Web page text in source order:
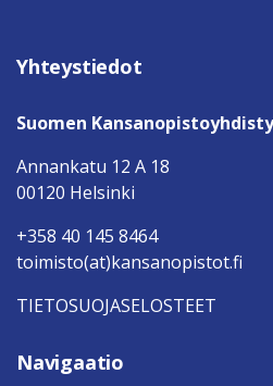
Yhteystiedot
Suomen
Annankatu 12 A 18
00120 Helsinki
+358 40 145 8464
toimisto(at)kansanopistot.fi
TIETOSUOJASELOSTEET
Navigaatio